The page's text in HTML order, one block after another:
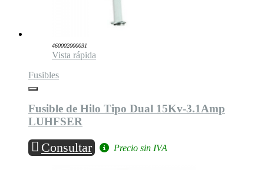
460002000031
Vista rápida
Fusibles
Fusible de Hilo Tipo Dual 15Kv-3.1Amp
LUHFSER
Consultar Precio sin IVA